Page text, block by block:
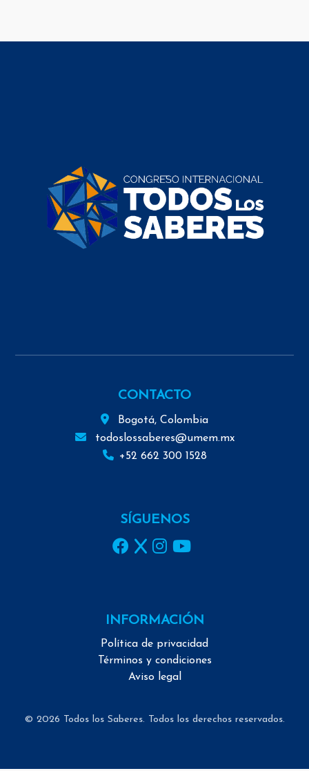
CONTACTO
Bogotá, Colombia
todoslossaberes@umem.mx
+52 662 300 1528
SÍGUENOS
INFORMACIÓN
Política de privacidad
Términos y condiciones
Aviso legal
© 2026 Todos los Saberes. Todos los derechos reservados.